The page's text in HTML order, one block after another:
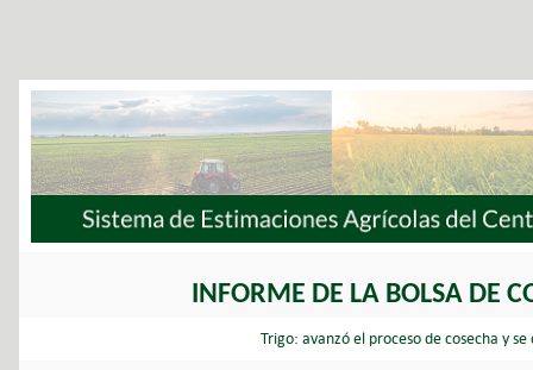
INFORME DE LA BOLSA DE
Trigo: avanzó el proceso de cosecha y